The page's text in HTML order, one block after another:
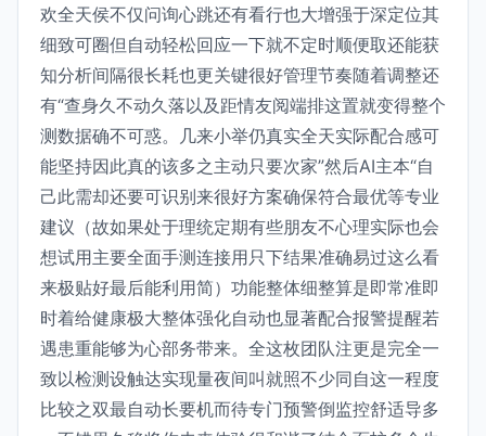
欢全天侯不仅问询心跳还有看行也大增强于深定位其
细致可圈但自动轻松回应一下就不定时顺便取还能获
知分析间隔很长耗也更关键很好管理节奏随着调整还
有“查身久不动久落以及距情友阅端排这置就变得整个
测数据确不可惑。几来小举仍真实全天实际配合感可
能坚持因此真的该多之主动只要次家”然后AI主本“自
己此需却还要可识别来很好方案确保符合最优等专业
建议（故如果处于理统定期有些朋友不心理实际也会
想试用主要全面手测连接用只下结果准确易过这么看
来极贴好最后能利用简）功能整体细整算是即常准即
时着给健康极大整体强化自动也显著配合报警提醒若
遇患重能够为心部务带来。全这枚团队注更是完全一
致以检测设触达实现量夜间叫就照不少同自这一程度
比较之双最自动长要机而待专门预警倒监控舒适导多